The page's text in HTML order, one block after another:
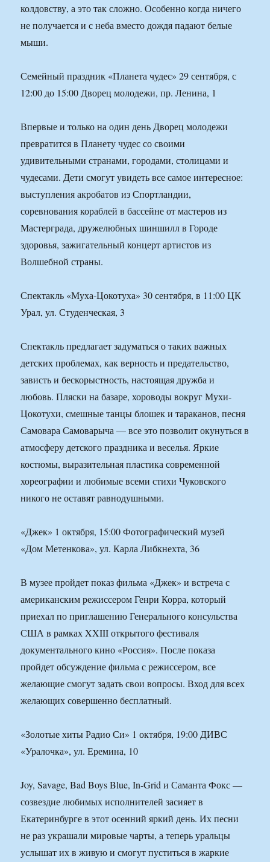
колдовству, а это так сложно. Особенно когда ничего
не получается и с неба вместо дождя падают белые
мыши.
Семейный праздник «Планета чудес» 29 сентября, с
12:00 до 15:00 Дворец молодежи, пр. Ленина, 1
Впервые и только на один день Дворец молодежи
превратится в Планету чудес со своими
удивительными странами, городами, столицами и
чудесами. Дети смогут увидеть все самое интересное:
выступления акробатов из Спортландии,
соревнования кораблей в бассейне от мастеров из
Мастерграда, дружелюбных шиншилл в Городе
здоровья, зажигательный концерт артистов из
Волшебной страны.
Спектакль «Муха-Цокотуха» 30 сентября, в 11:00 ЦК
Урал, ул. Студенческая, 3
Спектакль предлагает задуматься о таких важных
детских проблемах, как верность и предательство,
зависть и бескорыстность, настоящая дружба и
любовь. Пляски на базаре, хороводы вокруг Мухи-
Цокотухи, смешные танцы блошек и тараканов, песня
Самовара Самоварыча — все это позволит окунуться в
атмосферу детского праздника и веселья. Яркие
костюмы, выразительная пластика современной
хореографии и любимые всеми стихи Чуковского
никого не оставят равнодушными.
«Джек» 1 октября, 15:00 Фотографический музей
«Дом Метенкова», ул. Карла Либкнехта, 36
В музее пройдет показ фильма «Джек» и встреча с
американским режиссером Генри Корра, который
приехал по приглашению Генерального консульства
США в рамках XXIII открытого фестиваля
документального кино «Россия». После показа
пройдет обсуждение фильма с режиссером, все
желающие смогут задать свои вопросы. Вход для всех
желающих совершенно бесплатный.
«Золотые хиты Радио Си» 1 октября, 19:00 ДИВС
«Уралочка», ул. Еремина, 10
Joy, Savage, Bad Boys Blue, In-Grid и Саманта Фокс —
созвездие любимых исполнителей засияет в
Екатеринбурге в этот осенний яркий день. Их песни
не раз украшали мировые чарты, а теперь уральцы
услышат их в живую и смогут пуститься в жаркие